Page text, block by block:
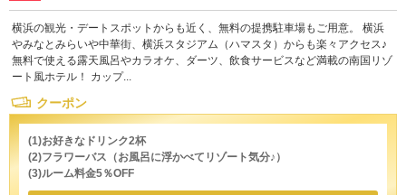
横浜の観光・デートスポットからも近く、無料の提携駐車場もご用意。 横浜
やみなとみらいや中華街、横浜スタジアム（ハマスタ）からも楽々アクセス♪
無料で使える露天風呂やカラオケ、ダーツ、飲食サービスなど満載の南国リゾ
ート風ホテル！ カップ...
クーポン
(1)お好きなドリンク2杯
(2)フラワーバス（お風呂に浮かべてリゾート気分♪）
(3)ルーム料金5％OFF